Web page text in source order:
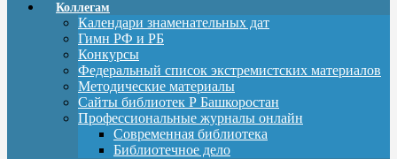
Коллегам
Календари знаменательных дат
Гимн РФ и РБ
Конкурсы
Федеральный список экстремистских материалов
Методические материалы
Сайты библиотек Р Башкоростан
Профессиональные журналы онлайн
Современная библиотека
Библиотечное дело